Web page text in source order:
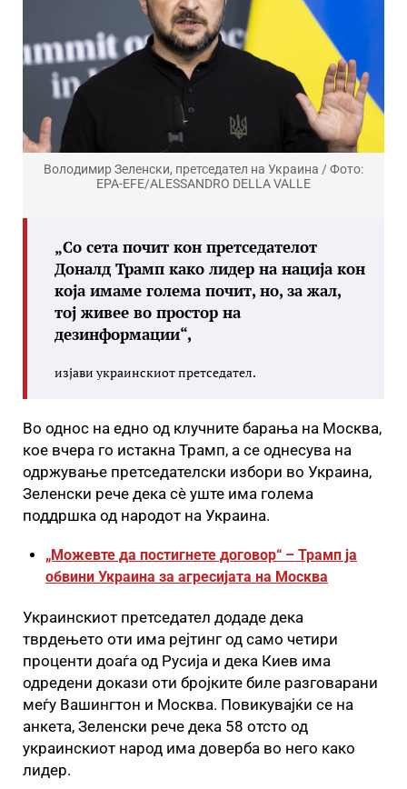
Володимир Зеленски, претседател на Украина / Фото:
EPA-EFE/ALESSANDRO DELLA VALLE
„Со сета почит кон претседателот
Доналд Трамп како лидер на нација кон
која имаме голема почит, но, за жал,
тој живее во простор на
дезинформации“,
изјави украинскиот претседател.
Во однос на едно од клучните барања на Москва,
кое вчера го истакна Трамп, а се однесува на
одржување претседателски избори во Украина,
Зеленски рече дека сè уште има голема
поддршка од народот на Украина.
„Можевте да постигнете договор“ – Трамп ја
обвини Украина за агресијата на Москва
Украинскиот претседател додаде дека
тврдењето оти има рејтинг од само четири
проценти доаѓа од Русија и дека Киев има
одредени докази оти бројките биле разговарани
меѓу Вашингтон и Москва. Повикувајќи се на
анкета, Зеленски рече дека 58 отсто од
украинскиот народ има доверба во него како
лидер.